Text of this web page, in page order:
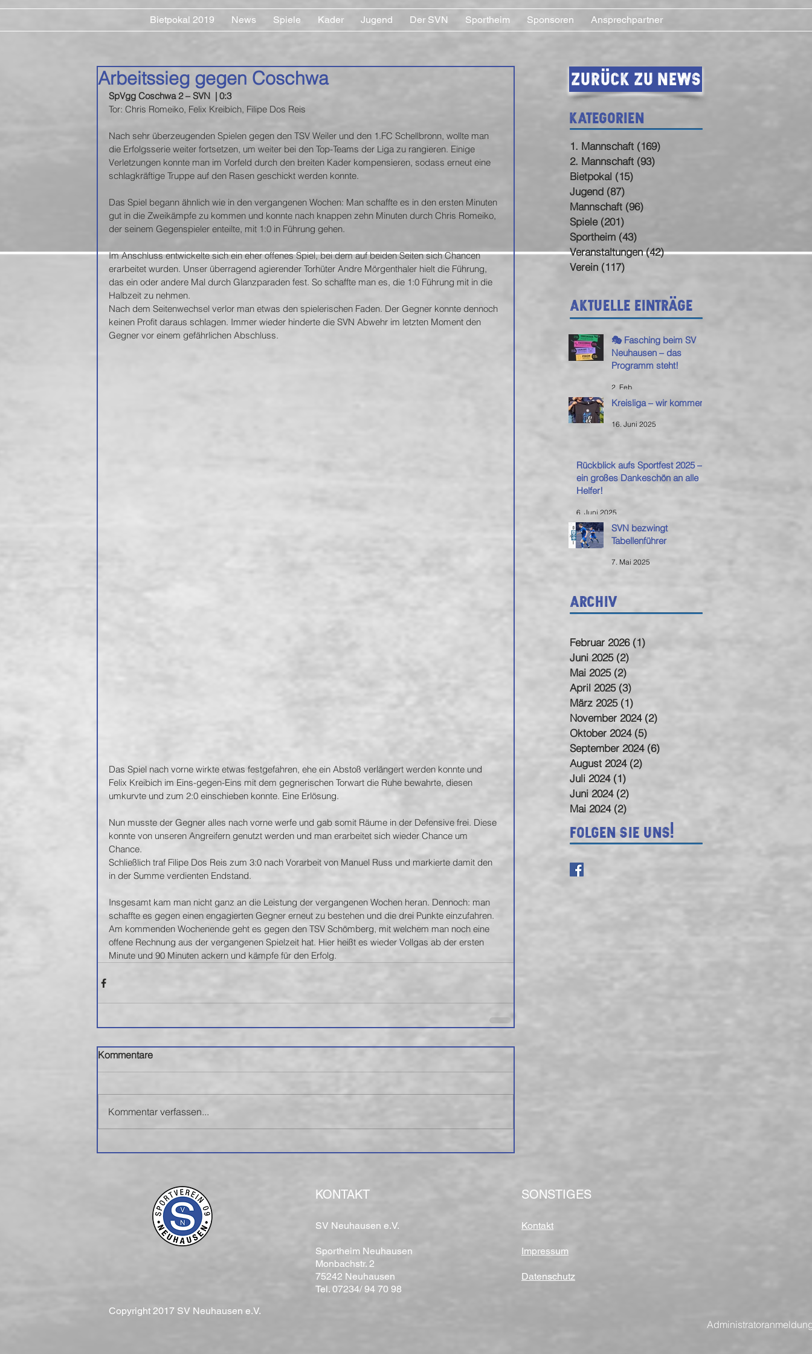
Bietpokal 2019 News Spiele Kader Jugend Der SVN Sportheim Sponsoren Ansprechpartner
Arbeitssieg gegen Coschwa
SpVgg Coschwa 2 – SVN  | 0:3
Tor: Chris Romeiko, Felix Kreibich, Filipe Dos Reis
Nach sehr überzeugenden Spielen gegen den TSV Weiler und den 1.FC Schellbronn, wollte man
die Erfolgsserie weiter fortsetzen, um weiter bei den Top-Teams der Liga zu rangieren. Einige
Verletzungen konnte man im Vorfeld durch den breiten Kader kompensieren, sodass erneut eine
schlagkräftige Truppe auf den Rasen geschickt werden konnte.
Das Spiel begann ähnlich wie in den vergangenen Wochen: Man schaffte es in den ersten Minuten
gut in die Zweikämpfe zu kommen und konnte nach knappen zehn Minuten durch Chris Romeiko,
der seinem Gegenspieler enteilte, mit 1:0 in Führung gehen.
Im Anschluss entwickelte sich ein eher offenes Spiel, bei dem auf beiden Seiten sich Chancen
erarbeitet wurden. Unser überragend agierender Torhüter Andre Mörgenthaler hielt die Führung,
das ein oder andere Mal durch Glanzparaden fest. So schaffte man es, die 1:0 Führung mit in die
Halbzeit zu nehmen.
Nach dem Seitenwechsel verlor man etwas den spielerischen Faden. Der Gegner konnte dennoch
keinen Profit daraus schlagen. Immer wieder hinderte die SVN Abwehr im letzten Moment den
Gegner vor einem gefährlichen Abschluss.
Das Spiel nach vorne wirkte etwas festgefahren, ehe ein Abstoß verlängert werden konnte und
Felix Kreibich im Eins-gegen-Eins mit dem gegnerischen Torwart die Ruhe bewahrte, diesen
umkurvte und zum 2:0 einschieben konnte. Eine Erlösung.
Nun musste der Gegner alles nach vorne werfe und gab somit Räume in der Defensive frei. Diese
konnte von unseren Angreifern genutzt werden und man erarbeitet sich wieder Chance um
Chance.
Schließlich traf Filipe Dos Reis zum 3:0 nach Vorarbeit von Manuel Russ und markierte damit den
in der Summe verdienten Endstand.
Insgesamt kam man nicht ganz an die Leistung der vergangenen Wochen heran. Dennoch: man
schaffte es gegen einen engagierten Gegner erneut zu bestehen und die drei Punkte einzufahren.
Am kommenden Wochenende geht es gegen den TSV Schömberg, mit welchem man noch eine
offene Rechnung aus der vergangenen Spielzeit hat. Hier heißt es wieder Vollgas ab der ersten
Minute und 90 Minuten ackern und kämpfe für den Erfolg.
Kommentare
Kommentar verfassen...
Zurück zu News
Kategorien
1. Mannschaft (169)
2. Mannschaft (93)
Bietpokal (15)
Jugend (87)
Mannschaft (96)
Spiele (201)
Sportheim (43)
Veranstaltungen (42)42 Beiträge
Verein (117)
Aktuelle Einträge
🎭 Fasching beim SV
Neuhausen – das
Programm steht!
2. Feb.
Kreisliga – wir kommen!
16. Juni 2025
Rückblick aufs Sportfest 2025 –
ein großes Dankeschön an alle
Helfer!
6. Juni 2025
SVN bezwingt
Tabellenführer
7. Mai 2025
Archiv
Februar 2026 (1)
Juni 2025 (2)
Mai 2025 (2)
April 2025 (3)
März 2025 (1)
November 2024 (2)
Oktober 2024 (5)
September 2024 (6)
August 2024 (2)
Juli 2024 (1)
Juni 2024 (2)
Mai 2024 (2)
Folgen Sie uns!
KONTAKT
SV Neuhausen e.V.
Sportheim Neuhausen
Monbachstr. 2
75242 Neuhausen
Tel. 07234/ 94 70 98
SONSTIGES
Kontakt
Impressum
Datenschutz
Copyright 2017 SV Neuhausen e.V.